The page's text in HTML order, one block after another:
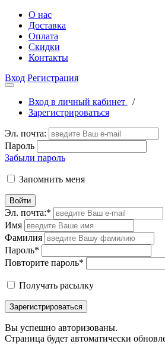
О нас
Доставка
Оплата
Скидки
Контакты
Вход Регистрация
Вход в личный кабинет
/
Зарегистрироваться
Эл. почта:
Пароль
Забыли пароль
Запомнить меня
Войти
Эл. почта:*
Имя
Фамилия
Пароль*
Повторите пароль*
Получать расылку
Зарегистрироваться
Вы успешно авторизованы.
Страница будет автоматически